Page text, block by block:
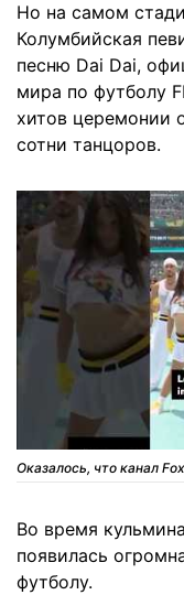
Но на самом
Колумбийская
песню Dai Dai,
мира по футболу
хитов церемонии
сотни танцоров.
Оказалось, что канал
Во время
появилась
футболу.